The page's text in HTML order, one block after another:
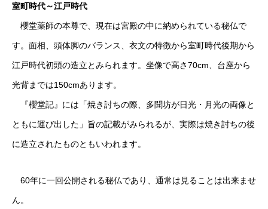
室町時代～江戸時代
櫻堂薬師の本尊で、現在は宮殿の中に納められている秘仏で
す。面相、頭体脚のバランス、衣文の特徴から室町時代後期から
江戸時代初頭の造立とみられます。坐像で高さ70cm、台座から
光背までは150cmあります。
『櫻堂記』には「焼き討ちの際、多聞坊が日光・月光の両像と
ともに運び出した」旨の記載がみられるが、実際は焼き討ちの後
に造立されたものともいわれます。
60年に一回公開される秘仏であり、通常は見ることは出来ませ
ん。